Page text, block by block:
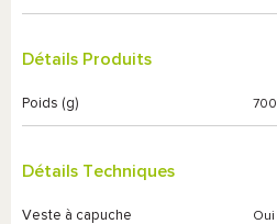
Détails Produits
Poids (g) 700
Détails Techniques
Veste à capuche Oui